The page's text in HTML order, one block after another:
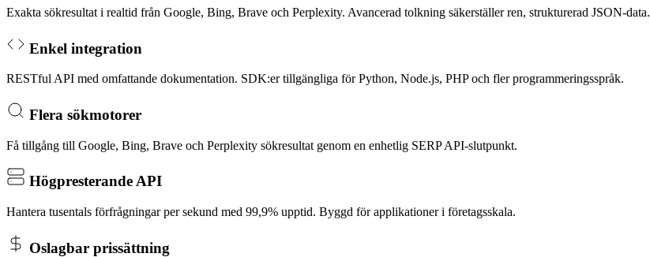
Exakta sökresultat i realtid från Google, Bing, Brave och Perplexity. Avancerad tolkning säkerställer ren, strukturerad JSON-data.
Enkel integration
RESTful API med omfattande dokumentation. SDK:er tillgängliga för Python, Node.js, PHP och fler programmeringsspråk.
Flera sökmotorer
Få tillgång till Google, Bing, Brave och Perplexity sökresultat genom en enhetlig SERP API-slutpunkt.
Högpresterande API
Hantera tusentals förfrågningar per sekund med 99,9% upptid. Byggd för applikationer i företagsskala.
Oslagbar prissättning